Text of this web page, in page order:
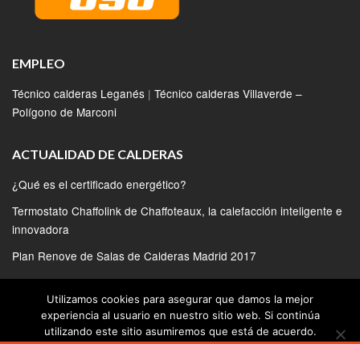
Utilizamos cookies para asegurar que damos la mejor
experiencia al usuario en nuestro sitio web. Si continúa
utilizando este sitio asumiremos que está de acuerdo.
EMPLEO
Técnico calderas Leganés | Técnico calderas Villaverde –
Polígono de Marconi
ACTUALIDAD DE CALDERAS
¿Qué es el certificado energético?
Termostato Chaffolink de Chaffoteaux, la calefacción inteligente e
innovadora
Plan Renove de Salas de Calderas Madrid 2017
Calderas Bosch conectadas para ganar eficiencia
Nuevas calderas de condensación New Condens FS Ferroli